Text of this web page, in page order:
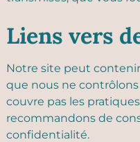
Liens vers
Notre site peut
que nous ne
couvre pas les
recommandons de
confidentialité.